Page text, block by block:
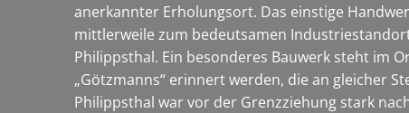
anerkannter Erholungsort. Das einstige
mittlerweile zum bedeutsamen
Philippsthal. Ein besonderes Bauwerk steht im
„Götzmanns“ erinnert werden, die an gleicher
Philippsthal war vor der Grenzziehung stark